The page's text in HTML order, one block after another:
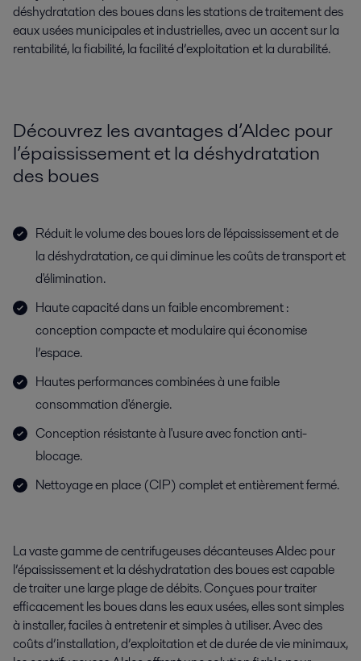
déshydratation des boues dans les stations de traitement des
eaux usées municipales et industrielles, avec un accent sur la
rentabilité, la fiabilité, la facilité d’exploitation et la durabilité.
Découvrez les avantages d’Aldec pour
l’épaississement et la déshydratation
des boues
Réduit le volume des boues lors de l'épaississement et de
la déshydratation, ce qui diminue les coûts de transport et
d'élimination.
Haute capacité dans un faible encombrement :
conception compacte et modulaire qui économise
l’espace.
Hautes performances combinées à une faible
consommation d'énergie.
Conception résistante à l'usure avec fonction anti-
blocage.
Nettoyage en place (CIP) complet et entièrement fermé.
La vaste gamme de centrifugeuses décanteuses Aldec pour
l’épaississement et la déshydratation des boues est capable
de traiter une large plage de débits. Conçues pour traiter
efficacement les boues dans les eaux usées, elles sont simples
à installer, faciles à entretenir et simples à utiliser. Avec des
coûts d’installation, d’exploitation et de durée de vie minimaux,